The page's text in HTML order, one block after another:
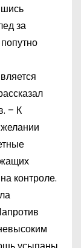
за
– К
контроле.